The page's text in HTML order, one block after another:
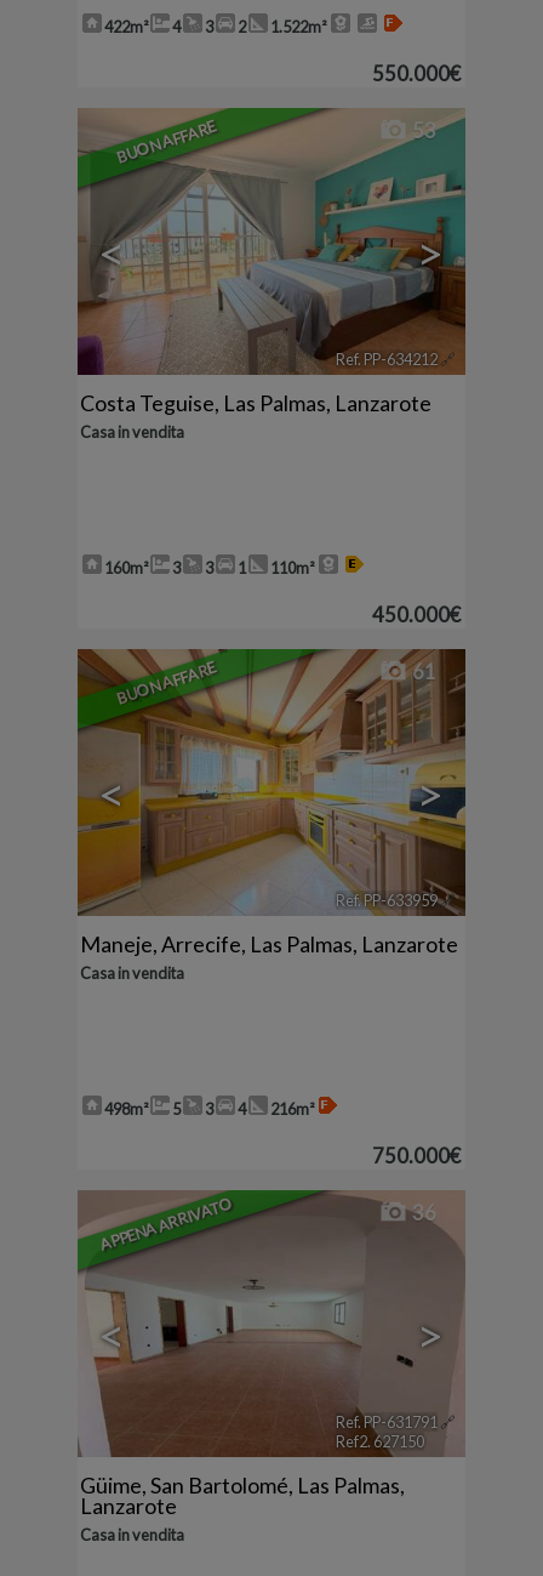
422m² 4 3 2 1.522m²
550.000€
BUON AFFARE
< >
53
Ref. PP-634212🔗
Costa Teguise, Las Palmas, Lanzarote
Casa in vendita
160m² 3 3 1 110m²
450.000€
BUON AFFARE
< >
61
Ref. PP-633959🔗
Maneje,Arrecife, Las Palmas, Lanzarote
Casa in vendita
498m² 5 3 4 216m²
750.000€
APPENA ARRIVATO
< >
36
Ref. PP-631791 🔗
Ref2. 627150
Güime,San Bartolomé, Las Palmas,
Lanzarote
Casa in vendita